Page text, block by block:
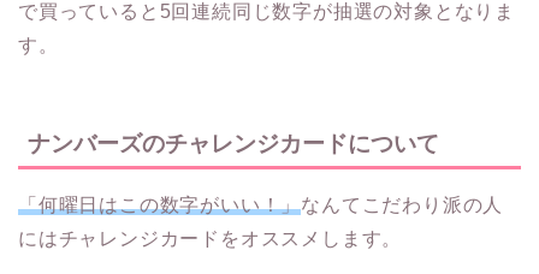
で買っていると5回連続同じ数字が抽選の対象となりま
す。
ナンバーズのチャレンジカードについて
「何曜日はこの数字がいい！」なんてこだわり派の人
にはチャレンジカードをオススメします。